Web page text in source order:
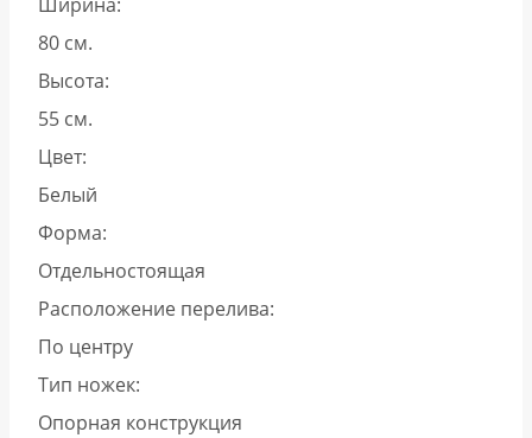
80 см.
Высота:
55 см.
Цвет:
Белый
Форма:
Отдельностоящая
Расположение перелива:
По центру
Тип ножек:
Опорная конструкция